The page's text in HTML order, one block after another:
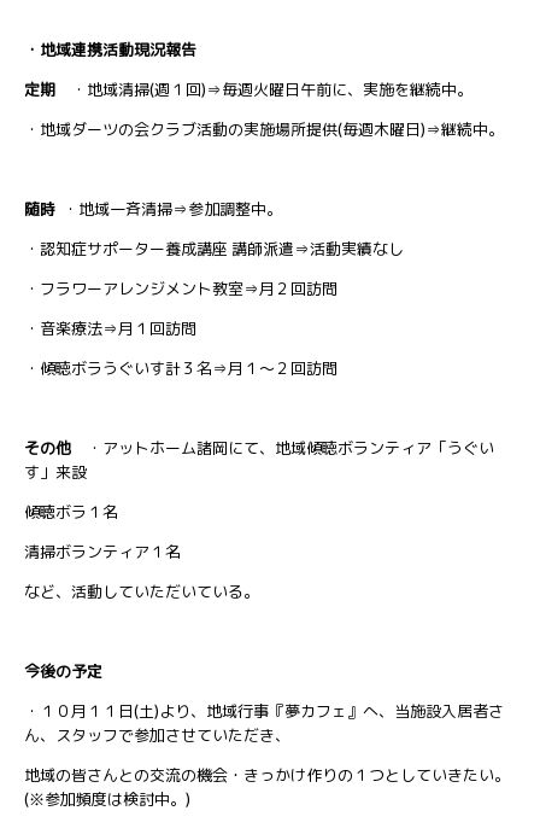
・地域連携活動現況報告
定期 ・地域清掃(週１回)⇒毎週火曜日午前に、実施を継続中。
・地域ダーツの会クラブ活動の実施場所提供(毎週木曜日)⇒継続中。
随時 ・地域一斉清掃⇒参加調整中。
・認知症サポーター養成講座 講師派遣⇒活動実績なし
・フラワーアレンジメント教室⇒月２回訪問
・音楽療法⇒月１回訪問
・傾聴ボラうぐいす計３名⇒月１～２回訪問
その他
・アットホーム諸岡にて、地域傾聴ボランティア「うぐい
す」来設
傾聴ボラ１名
清掃ボランティア１名
など、活動していただいている。
今後の予定
・１０月１１日(土)より、地域行事『夢カフェ』へ、当施設入居者さ
ん、スタッフで参加させていただき、
地域の皆さんとの交流の機会・きっかけ作りの１つとしていきたい。
(※参加頻度は検討中。)